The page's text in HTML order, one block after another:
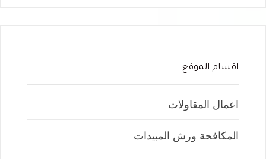
اقسام الموقع
اعمال المقاولات
المكافحة ورش المبيدات